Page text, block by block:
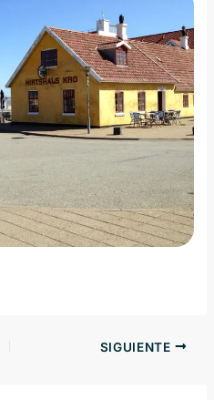
SIGUIENTE